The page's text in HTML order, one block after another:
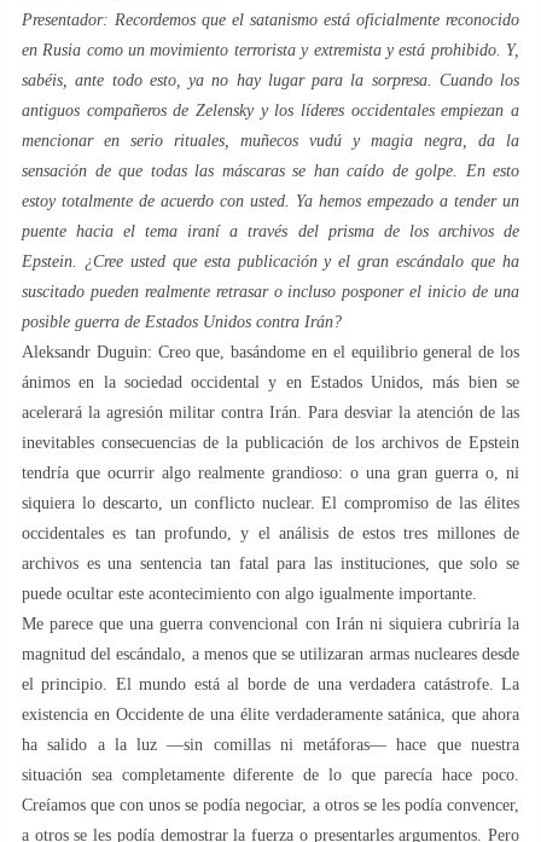
Presentador: Recordemos que el satanismo está oficialmente reconocido
en Rusia como un movimiento terrorista y extremista y está prohibido. Y,
sabéis, ante todo esto, ya no hay lugar para la sorpresa. Cuando los
antiguos compañeros de Zelensky y los líderes occidentales empiezan a
mencionar en serio rituales, muñecos vudú y magia negra, da la
sensación de que todas las máscaras se han caído de golpe. En esto
estoy totalmente de acuerdo con usted. Ya hemos empezado a tender un
puente hacia el tema iraní a través del prisma de los archivos de
Epstein. ¿Cree usted que esta publicación y el gran escándalo que ha
suscitado pueden realmente retrasar o incluso posponer el inicio de una
posible guerra de Estados Unidos contra Irán?
Aleksandr Duguin: Creo que, basándome en el equilibrio general de los
ánimos en la sociedad occidental y en Estados Unidos, más bien se
acelerará la agresión militar contra Irán. Para desviar la atención de las
inevitables consecuencias de la publicación de los archivos de Epstein
tendría que ocurrir algo realmente grandioso: o una gran guerra o, ni
siquiera lo descarto, un conflicto nuclear. El compromiso de las élites
occidentales es tan profundo, y el análisis de estos tres millones de
archivos es una sentencia tan fatal para las instituciones, que solo se
puede ocultar este acontecimiento con algo igualmente importante.
Me parece que una guerra convencional con Irán ni siquiera cubriría la
magnitud del escándalo, a menos que se utilizaran armas nucleares desde
el principio. El mundo está al borde de una verdadera catástrofe. La
existencia en Occidente de una élite verdaderamente satánica, que ahora
ha salido a la luz —sin comillas ni metáforas— hace que nuestra
situación sea completamente diferente de lo que parecía hace poco.
Creíamos que con unos se podía negociar, a otros se les podía convencer,
a otros se les podía demostrar la fuerza o presentarles argumentos. Pero